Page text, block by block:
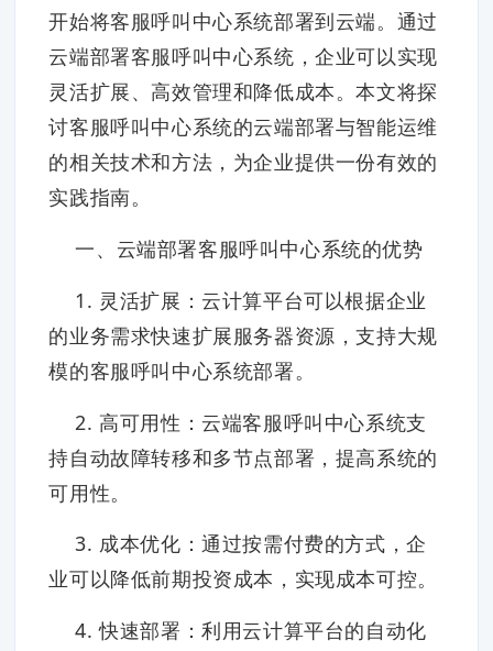
开始将客服呼叫中心系统部署到云端。通过
云端部署客服呼叫中心系统，企业可以实现
灵活扩展、高效管理和降低成本。本文将探
讨客服呼叫中心系统的云端部署与智能运维
的相关技术和方法，为企业提供一份有效的
实践指南。
一、云端部署客服呼叫中心系统的优势
1. 灵活扩展：云计算平台可以根据企业
的业务需求快速扩展服务器资源，支持大规
模的客服呼叫中心系统部署。
2. 高可用性：云端客服呼叫中心系统支
持自动故障转移和多节点部署，提高系统的
可用性。
3. 成本优化：通过按需付费的方式，企
业可以降低前期投资成本，实现成本可控。
4. 快速部署：利用云计算平台的自动化